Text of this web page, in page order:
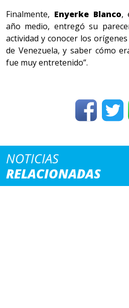
Finalmente, Enyerke Blanco,
año medio, entregó su
actividad y conocer los
de Venezuela, y saber cómo
fue muy entretenido”.
NOTICIAS
RELACIONADAS